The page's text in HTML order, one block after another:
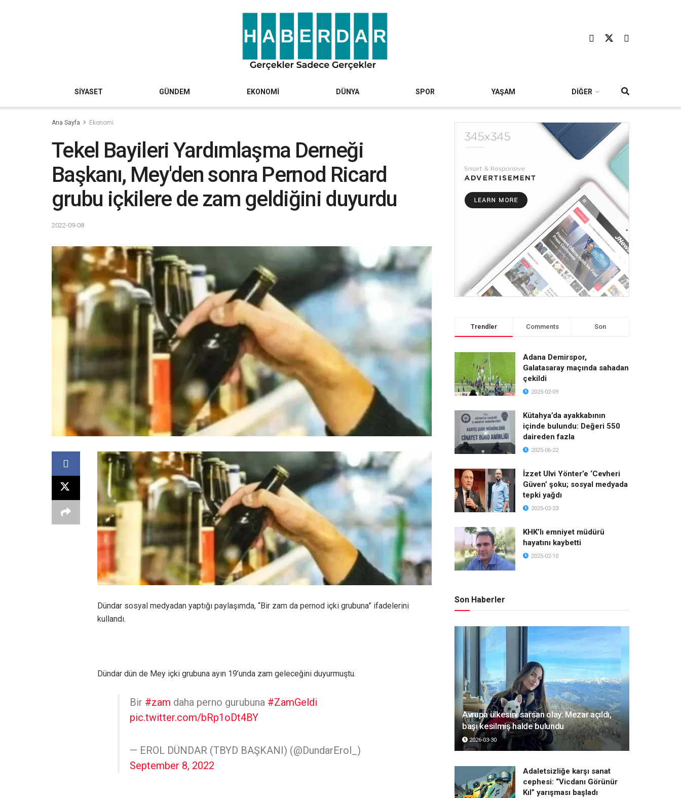
SİYASET GÜNDEM EKONOMİ DÜNYA SPOR YAŞAM DİĞER
Ana Sayfa Ekonomi
Tekel Bayileri Yardımlaşma Derneği
Başkanı, Mey'den sonra Pernod Ricard
grubu içkilere de zam geldiğini duyurdu
2022-09-08
Dündar sosyal medyadan yaptığı paylaşımda, “Bir zam da pernod içki grubuna” ifadelerini
kullandı.
Dündar dün de Mey içki grubuna ayın 19’unda zam geleceğini duyurmuştu.
Bir #zam daha perno gurubuna #ZamGeldi
pic.twitter.com/bRp1oDt4BY
— EROL DÜNDAR (TBYD BAŞKANI) (@DundarErol_)
September 8, 2022
Trendler Comments Son
Adana Demirspor,
Galatasaray maçında sahadan
çekildi
2025-02-09
Kütahya’da ayakkabının
içinde bulundu: Değeri 550
daireden fazla
2025-06-22
İzzet Ulvi Yönter’e ‘Cevheri
Güven’ şoku; sosyal medyada
tepki yağdı
2025-02-23
KHK’lı emniyet müdürü
hayatını kaybetti
2025-02-10
Son Haberler
Avrupa ülkesini sarsan olay: Mezar açıldı,
başı kesilmiş halde bulundu
2026-03-30
Adaletsizliğe karşı sanat
cephesi: “Vicdanı Görünür
Kıl” yarışması başladı